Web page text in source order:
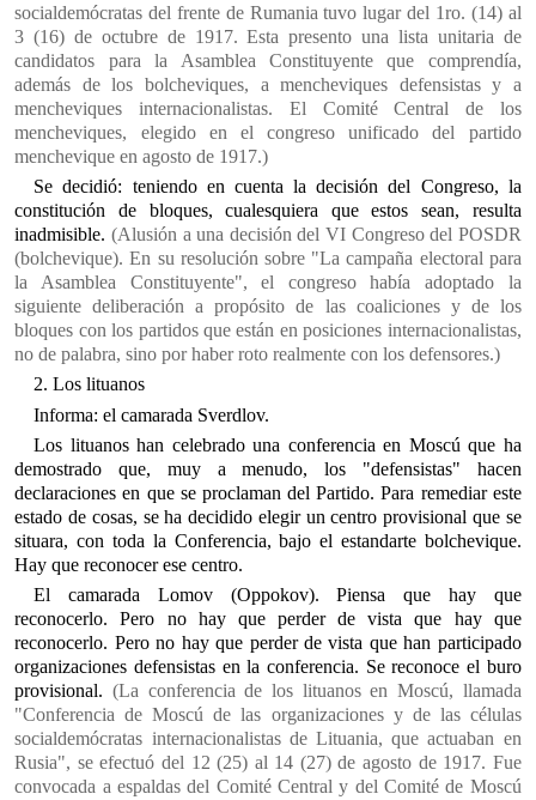
socialdemócratas del frente de Rumania tuvo lugar del 1ro. (14) al
3 (16) de octubre de 1917. Esta presento una lista unitaria de
candidatos para la Asamblea Constituyente que comprendía,
además de los bolcheviques, a mencheviques defensistas y a
mencheviques internacionalistas. El Comité Central de los
mencheviques, elegido en el congreso unificado del partido
menchevique en agosto de 1917.)
Se decidió: teniendo en cuenta la decisión del Congreso, la
constitución de bloques, cualesquiera que estos sean, resulta
inadmisible. (Alusión a una decisión del VI Congreso del POSDR
(bolchevique). En su resolución sobre "La campaña electoral para
la Asamblea Constituyente", el congreso había adoptado la
siguiente deliberación a propósito de las coaliciones y de los
bloques con los partidos que están en posiciones internacionalistas,
no de palabra, sino por haber roto realmente con los defensores.)
2. Los lituanos
Informa: el camarada Sverdlov.
Los lituanos han celebrado una conferencia en Moscú que ha
demostrado que, muy a menudo, los "defensistas" hacen
declaraciones en que se proclaman del Partido. Para remediar este
estado de cosas, se ha decidido elegir un centro provisional que se
situara, con toda la Conferencia, bajo el estandarte bolchevique.
Hay que reconocer ese centro.
El camarada Lomov (Oppokov). Piensa que hay que
reconocerlo. Pero no hay que perder de vista que hay que
reconocerlo. Pero no hay que perder de vista que han participado
organizaciones defensistas en la conferencia. Se reconoce el buro
provisional. (La conferencia de los lituanos en Moscú, llamada
"Conferencia de Moscú de las organizaciones y de las células
socialdemócratas internacionalistas de Lituania, que actuaban en
Rusia", se efectuó del 12 (25) al 14 (27) de agosto de 1917. Fue
convocada a espaldas del Comité Central y del Comité de Moscú